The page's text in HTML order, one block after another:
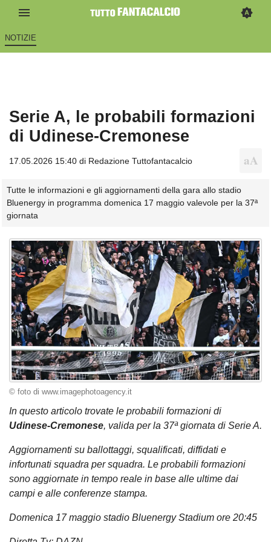
NOTIZIE
Serie A, le probabili formazioni
di Udinese-Cremonese
17.05.2026 15:40 di Redazione Tuttofantacalcio
Tutte le informazioni e gli aggiornamenti della gara allo stadio
Bluenergy in programma domenica 17 maggio valevole per la 37ª
giornata
© foto di www.imagephotoagency.it
In questo articolo trovate le probabili formazioni di
Udinese-Cremonese, valida per la 37ª giornata di Serie A.
Aggiornamenti su ballottaggi, squalificati, diffidati e
infortunati squadra per squadra. Le probabili formazioni
sono aggiornate in tempo reale in base alle ultime dai
campi e alle conferenze stampa.
Domenica 17 maggio stadio Bluenergy Stadium ore 20:45